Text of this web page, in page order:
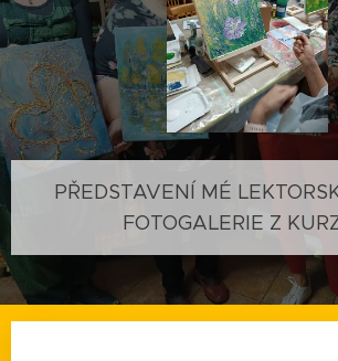
PŘEDSTAVENÍ MÉ
FOTOGALERIE Z